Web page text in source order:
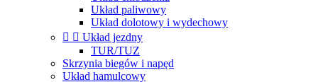
Układ paliwowy
Układ dolotowy i wydechowy
  Układ jezdny
TUR/TUZ
Skrzynia biegów i napęd
Układ hamulcowy